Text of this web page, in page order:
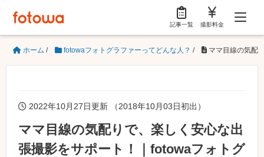
記事一覧 撮影料金
ホーム / fotowaフォトグラファーってどんな人？ / ママ目線の気配
2022年10月27日更新 （2018年10月03日初出）
ママ目線の気配りで、楽しく安心な出
張撮影をサポート！｜fotowaフォトグ